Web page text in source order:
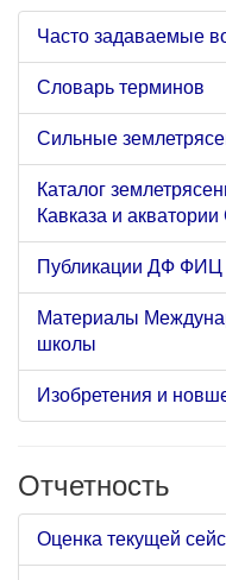
Часто задаваемые
Словарь терминов
Сильные
Каталог
Кавказа и
Публикации ДФ
Материалы
школы
Изобретения и
Отчетность
Оценка текущей